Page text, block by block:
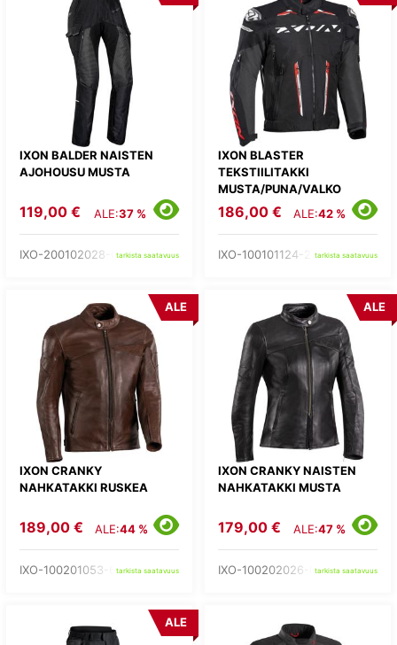
IXON BALDER NAISTEN
AJOHOUSU MUSTA
119,00 € ALE:37 %
IXO-200102028-01-tarkista saatavuus
IXON BLASTER
TEKSTIILITAKKI
MUSTA/PUNA/VALKO
186,00 € ALE:42 %
IXO-100101124-27-tarkista saatavuus
IXON CRANKY
NAHKATAKKI RUSKEA
ALE
189,00 € ALE:44 %
IXO-100201053-60-tarkista saatavuus
IXON CRANKY NAISTEN
NAHKATAKKI MUSTA
ALE
179,00 € ALE:47 %
IXO-100202026-01-tarkista saatavuus
ALE